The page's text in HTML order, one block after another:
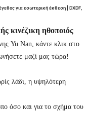
για εσωτερική έκθεση | DXDF,
κινέζικη ηθοποιός
Yu Nan, κάντε κλικ στο
μαζί μας τώρα!
λάδι, η υψηλότερη
όσο και για το σχήμα του